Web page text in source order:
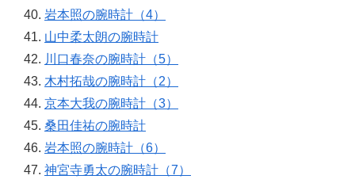
岩本照の腕時計（4）
山中柔太朗の腕時計
川口春奈の腕時計（5）
木村拓哉の腕時計（2）
京本大我の腕時計（3）
桑田佳祐の腕時計
岩本照の腕時計（6）
神宮寺勇太の腕時計（7）